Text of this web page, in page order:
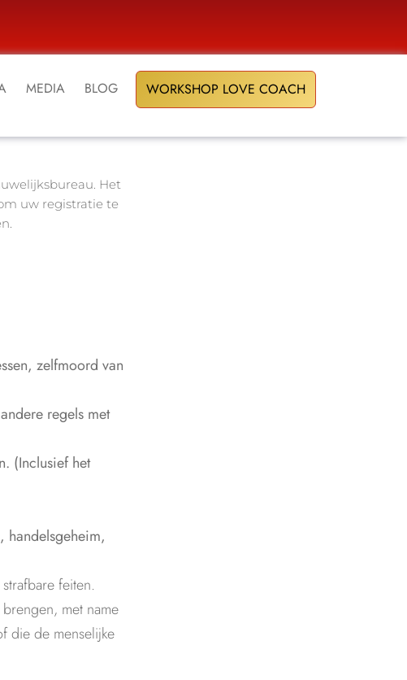
MEDIA BLOG WORKSHOP LOVE COACH
Het
uw registratie te
zelfmoord van
regels met
(Inclusief het
handelsgeheim,
feiten.
met name
die de menselijke